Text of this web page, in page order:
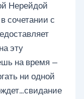
Нерейдой
сочетании с
эту
на время —
ни одной